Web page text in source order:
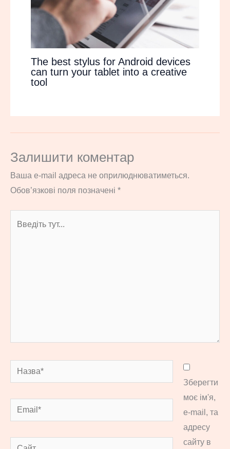
The best stylus for Android devices
can turn your tablet into a creative
tool
Залишити коментар
Ваша e-mail адреса не оприлюднюватиметься.
Обов’язкові поля позначені *
Назва*
Email*
Сайт
Зберегти
моє ім'я,
e-mail, та
адресу
сайту в